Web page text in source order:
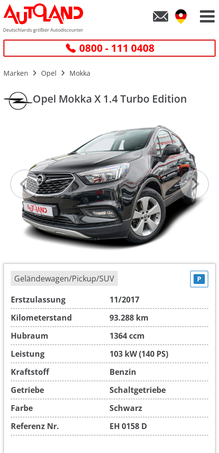
0800 - 111 0408
Marken Opel Mokka
Opel Mokka X 1.4 Turbo Edition
Geländewagen/Pickup/SUV P
Erstzulassung
11/2017
Kilometerstand
93.288 km
Hubraum
1364 ccm
Leistung
103 kW (140 PS)
Kraftstoff
Benzin
Getriebe
Schaltgetriebe
Farbe
Schwarz
Referenz Nr.
EH 0158 D